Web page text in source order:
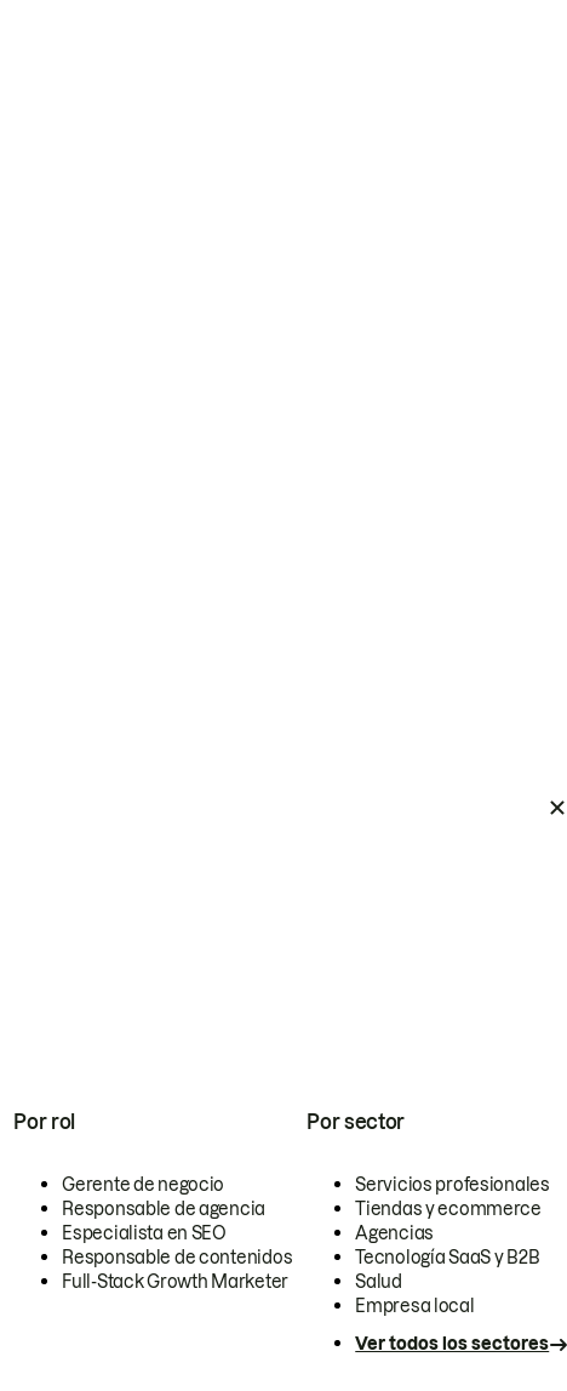
Por rol
Gerente de negocio
Responsable de agencia
Especialista en SEO
Responsable de contenidos
Full-Stack Growth Marketer
Por sector
Servicios profesionales
Tiendas y ecommerce
Agencias
Tecnología SaaS y B2B
Salud
Empresa local
Ver todos los sectores